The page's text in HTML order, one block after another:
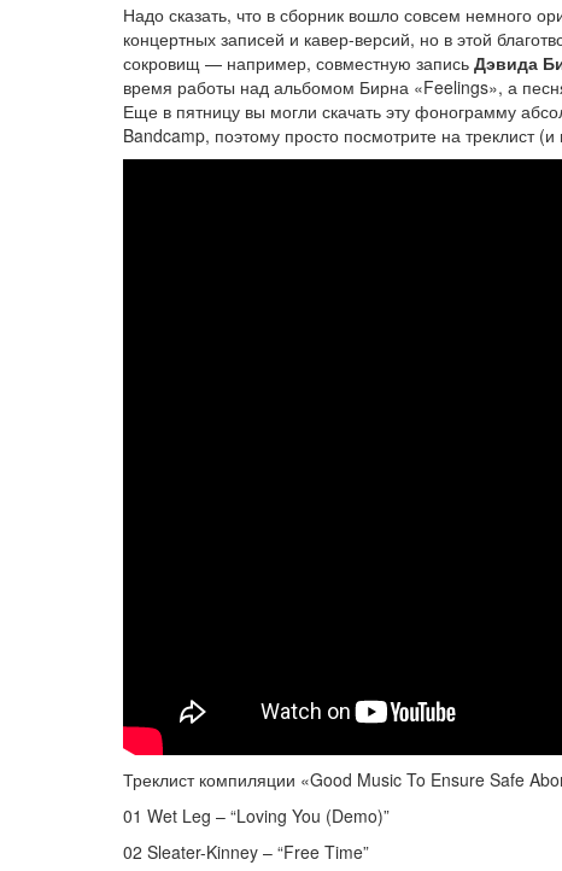
Надо сказать, что в сборник вошло совсем немного
концертных записей и кавер-версий, но в этой
сокровищ — например, совместную запись Дэвида
время работы над альбомом Бирна «Feelings», а
Еще в пятницу вы могли скачать эту фонограмму
Bandcamp, поэтому просто посмотрите на треклист
Треклист компиляции «Good Music To Ensure Safe
01 Wet Leg – “Loving You (Demo)”
02 Sleater-Kinney – “Free Time”